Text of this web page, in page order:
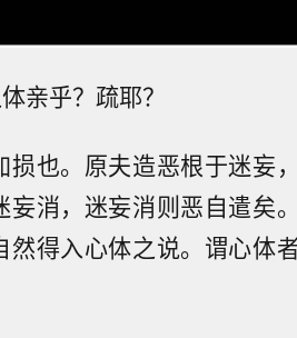
亲乎？疏耶？
也。原夫造恶根于迷妄
消，迷妄消则恶自遣矣
得入心体之说。谓心体